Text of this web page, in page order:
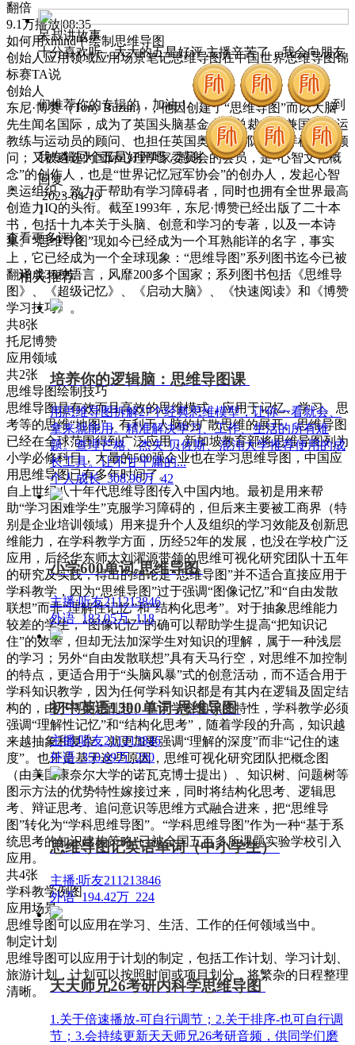
翻倍
9.1万播放|08:35
如何用xmind中绘制思维导图
创始人应用领域应用场景笔记思维导图在中国世界思维导图锦
标赛TA说
创始人
东尼·博赞（Tony Buzan），他因创建了“思维导图”而以大脑
先生闻名国际，成为了英国头脑基金会的总裁，身兼国际奥运
教练与运动员的顾问、也担任英国奥运划船队及西洋棋队的顾
问；又被遴选为国际心理学家委员会的会员，是“心智文化概
念”的创作人，也是“世界记忆冠军协会”的创办人，发起心智
奥运组织，致力于帮助有学习障碍者，同时也拥有全世界最高
创造力IQ的头衔。截至1993年，东尼·博赞已经出版了二十本
书，包括十九本关于头脑、创意和学习的专著，以及一本诗
集。“思维导图”现如今已经成为一个耳熟能详的名字，事实
上，它已经成为一个全球现象：“思维导图”系列图书迄今已被
翻译成35种语言，风靡200多个国家；系列图书包括《思维导
图》、《超级记忆》、《启动大脑》、《快速阅读》和《博赞
学习技巧》。
共8张
托尼博赞
应用领域
共2张
思维导图绘制技巧
思维导图是有效而且高效的思维模式，应用于记忆、学习、思
考等的思维“地图”，有利于人脑的扩散思维的展开。思维导图
已经在全球范围得到广泛应用，新加坡教育部将思维导图列为
小学必修科目，大量的500强企业也在学习思维导图，中国应
用思维导图已有多年时间了。
自上世纪八十年代思维导图传入中国内地。最初是用来帮
助“学习困难学生”克服学习障碍的，但后来主要被工商界（特
别是企业培训领域）用来提升个人及组织的学习效能及创新思
维能力，在学科教学方面，历经52年的发展，也没在学校广泛
应用，后经华东师大刘濯源带领的思维可视化研究团队十五年
的研究及实践，得出的结论是“思维导图”并不适合直接应用于
学科教学，因为“思维导图”过于强调“图像记忆”和“自由发散
联想”而非“理解性记忆”和“结构化思考”。对于抽象思维能力
较差的学生，“图像记忆”的确可以帮助学生提高“把知识记
住”的效率，但却无法加深学生对知识的理解，属于一种浅层
的学习；另外“自由发散联想”具有天马行空，对思维不加控制
的特点，更适合用于“头脑风暴”式的创意活动，而不适合用于
学科知识教学，因为任何学科知识都是有其内在逻辑及固定结
构的，由不得胡思乱想。基于学科知识的特性，学科教学必须
强调“理解性记忆”和“结构化思考”，随着学段的升高，知识越
来越抽象和复杂，就更加要强调“理解的深度”而非“记住的速
度”。也正是基于这些原因，思维可视化研究团队把概念图
（由美国康奈尔大学的诺瓦克博士提出）、知识树、问题树等
图示方法的优势特性嫁接过来，同时将结构化思考、逻辑思
考、辩证思考、追问意识等思维方式融合进来，把“思维导
图”转化为“学科思维导图”。“学科思维导图”作为一种“基于系
统思考的知识建构策略”已被全国五百多所课题实验学校引入
应用。
共4张
学科教学例图
应用场景
思维导图可以应用在学习、生活、工作的任何领域当中。
制定计划
思维导图可以应用于计划的制定，包括工作计划、学习计划、
旅游计划，计划可以按照时间或项目划分，将繁杂的日程整理
清晰。
呆叔讲故事
十分喜欢听，大大的五星好评 主播辛苦了，我会向朋友
们推荐你的专辑的，加油！ 到
我专辑回个五星好评吧，感谢
回复
2023-04-19
1
查看更多评论
相关推荐
培养你的逻辑脑：思维导图课
用思维导图拆解27个经典思维模型，让你一看就会、
拿来就能用。精准解决学习、工作、生活的所有难
题。查理芒格、杰夫·贝佐斯、混沌大学推荐使用的成
长工具。让不甘平庸的...
个人成长 308.96万 42
小学600单词-思维导图
主播:听友211213846
外语 183.05万 118
初中英语1500单词-思维导图
主播:听友211213846
外语 350.69万 280
思维导图记英语单词（中小学生）
主播:听友211213846
外语 194.42万 224
天天师兄26考研内科学思维导图
1.关于倍速播放-可自行调节；2.关于排序-也可自行调
节；3.会持续更新天天师兄26考研音频，供同学们磨